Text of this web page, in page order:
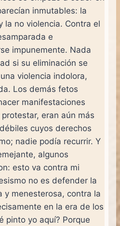
inmutables: la
la no violencia. Contra el
e
impunemente. Nada
si su eliminación se
violencia indolora,
Los demás fetos
manifestaciones
eran aún más
cuyos derechos
nadie podía recurrir. Y
algunos
esto va contra mi
no es defender la
y menesterosa, contra la
en la era de los
pinto yo aquí? Porque